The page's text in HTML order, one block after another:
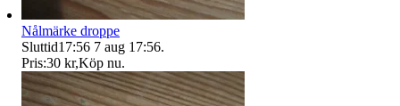
Nålmärke droppe
Sluttid17:56 7 aug 17:56.
Pris:30 kr,Köp nu.